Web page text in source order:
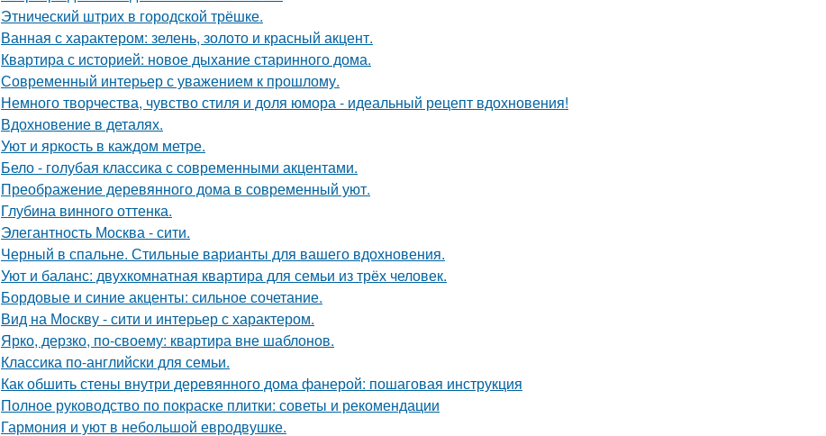
Этнический штрих в городской трёшке.
Ванная с характером: зелень, золото и красный акцент.
Квартира с историей: новое дыхание старинного дома.
Современный интерьер с уважением к прошлому.
Немного творчества, чувство стиля и доля юмора - идеальный рецепт вдохновения!
Вдохновение в деталях.
Уют и яркость в каждом метре.
Бело - голубая классика с современными акцентами.
Преображение деревянного дома в современный уют.
Глубина винного оттенка.
Элегантность Москва - сити.
Черный в спальне. Стильные варианты для вашего вдохновения.
Уют и баланс: двухкомнатная квартира для семьи из трёх человек.
Бордовые и синие акценты: сильное сочетание.
Вид на Москву - сити и интерьер с характером.
Ярко, дерзко, по-своему: квартира вне шаблонов.
Классика по-английски для семьи.
Как обшить стены внутри деревянного дома фанерой: пошаговая инструкция
Полное руководство по покраске плитки: советы и рекомендации
Гармония и уют в небольшой евродвушке.